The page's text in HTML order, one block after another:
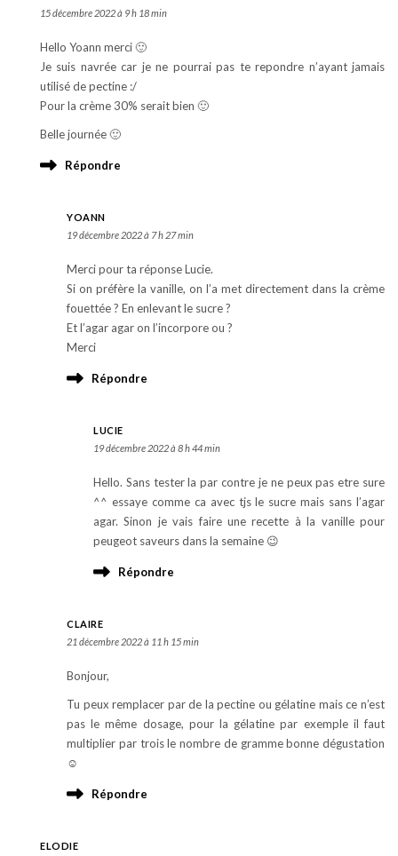
15 décembre 2022 à 9 h 18 min
Hello Yoann merci 🙂
Je suis navrée car je ne pourrai pas te repondre n’ayant jamais
utilisé de pectine :/
Pour la crème 30% serait bien 🙂
Belle journée 🙂
Répondre
YOANN
19 décembre 2022 à 7 h 27 min
Merci pour ta réponse Lucie.
Si on préfère la vanille, on l’a met directement dans la crème
fouettée ? En enlevant le sucre ?
Et l’agar agar on l’incorpore ou ?
Merci
Répondre
LUCIE
19 décembre 2022 à 8 h 44 min
Hello. Sans tester la par contre je ne peux pas etre sure
^^ essaye comme ca avec tjs le sucre mais sans l’agar
agar. Sinon je vais faire une recette à la vanille pour
peugeot saveurs dans la semaine 😉
Répondre
CLAIRE
21 décembre 2022 à 11 h 15 min
Bonjour,
Tu peux remplacer par de la pectine ou gélatine mais ce n’est
pas le même dosage, pour la gélatine par exemple il faut
multiplier par trois le nombre de gramme bonne dégustation
☺️
Répondre
ELODIE